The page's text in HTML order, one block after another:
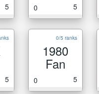
5 0 5
5
0/5 ranks
1980
Fan
0 5